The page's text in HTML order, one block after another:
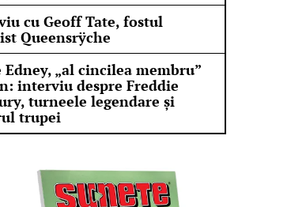
cu Geoff Tate, fostul
Queensrÿche
Edney, „al cincilea membru”
interviu despre Freddie
turneele legendare și
trupei